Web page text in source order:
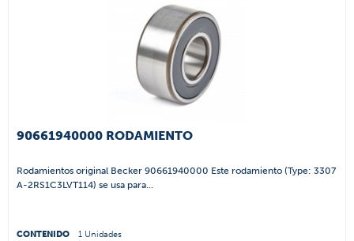
90661940000 RODAMIENTO
Rodamientos original Becker 90661940000 Este rodamiento (Type: 3307
A-2RS1C3LVT114) se usa para...
CONTENIDO 1 Unidades